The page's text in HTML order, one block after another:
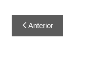
Anterior